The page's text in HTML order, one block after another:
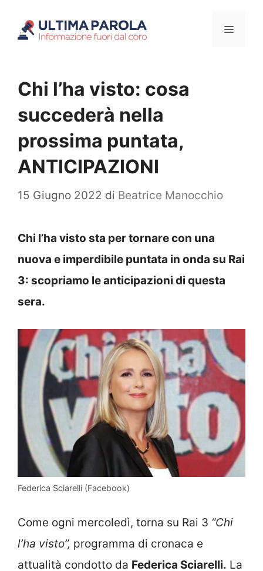
Menu
Chi l’ha visto: cosa
succederà nella
prossima puntata,
ANTICIPAZIONI
15 Giugno 2022 di Beatrice Manocchio
Chi l’ha visto sta per tornare con una
nuova e imperdibile puntata in onda su Rai
3: scopriamo le anticipazioni di questa
sera.
Federica Sciarelli (Facebook)
Come ogni mercoledì, torna su Rai 3 “Chi
l’ha visto”, programma di cronaca e
attualità condotto da Federica Sciarelli. La